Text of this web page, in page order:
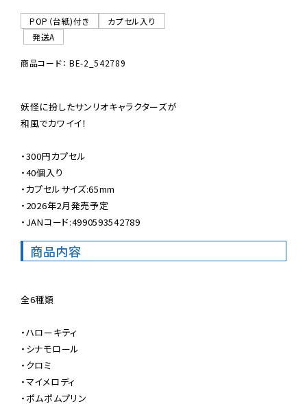
POP（台紙)付き
カプセル入り
発送A
商品コード： BE-2_542789
妖怪に扮したサンリオキャラクターズが
和風でカワイイ！
・300円カプセル
・40個入り
・カプセルサイズ:65mm
・2026年2月発売予定
・JANコード:4990593542789
商品内容
全6種類
・ハローキティ
・シナモロール
・クロミ
・マイメロディ
・ポムポムプリン